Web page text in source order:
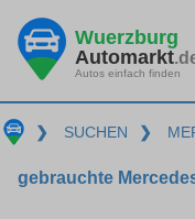
Wuerzburg
Automarkt
Autos einfach finden
❯ SUCHEN ❯
gebrauchte